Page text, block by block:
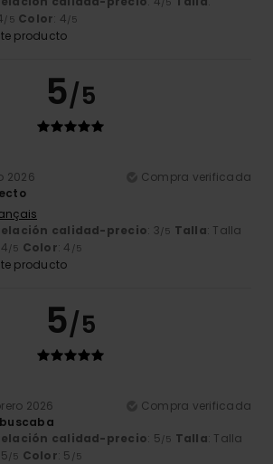
/5 Color: 4/5
producto
5/5
2026
Compra verificada
calidad-precio: 3/5 Talla: Talla
/5 Color: 4 /5
producto
5/5
2026
Compra verificada
calidad-precio: 5/5 Talla: Talla
/5 Color: 5 /5